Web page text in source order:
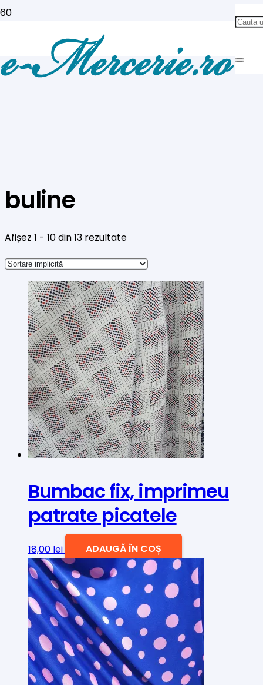
buline
Afișez 1 - 10 din 13 rezultate
Bumbac fix, imprimeu
patrate picatele
18,00 lei ADAUGĂ ÎN COȘ